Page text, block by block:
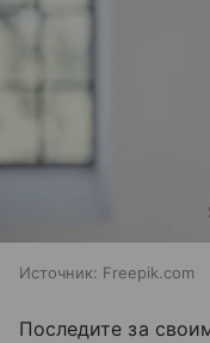
Источник: Freepik.com
Последите за